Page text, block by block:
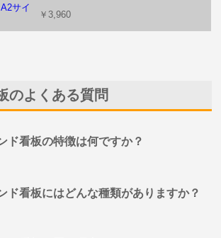
サイ
￥3,960
のよくある質問
ド看板の特徴は何ですか？
ド看板にはどんな種類がありますか？